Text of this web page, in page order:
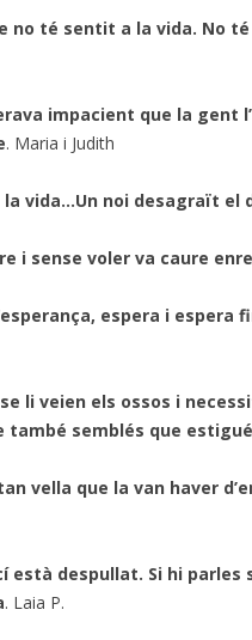
no té sentit a la vida. No
impacient que la gent
. Maria i Judith
vida…Un noi desagraït el
i sense voler va caure
espera i espera
li veien els ossos i
també semblés que
vella que la van haver
està despullat. Si hi
. Laia P.